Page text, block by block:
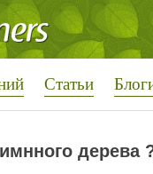
Статьи
дерева